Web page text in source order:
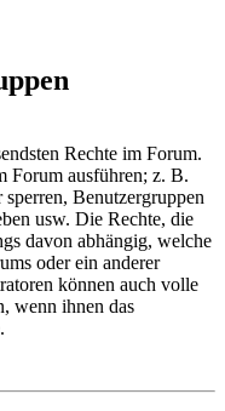
Rechte im Forum.
Forum ausführen; z. B.
Benutzergruppen
usw. Die Rechte, die
davon abhängig, welche
oder ein anderer
können auch volle
wenn ihnen das